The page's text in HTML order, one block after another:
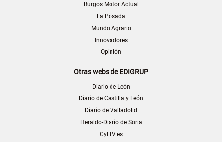
Burgos Motor Actual
La Posada
Mundo Agrario
Innovadores
Opinión
Otras webs de EDIGRUP
Diario de León
Diario de Castilla y León
Diario de Valladolid
Heraldo-Diario de Soria
CyLTV.es